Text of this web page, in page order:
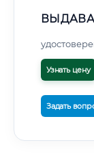
Узнать цену
Задать